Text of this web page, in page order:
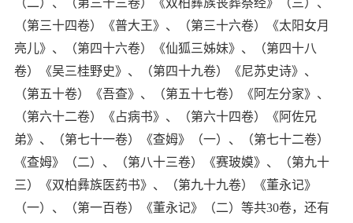
（二）、（第三十三卷）《双柏彝族丧葬祭经》（三）、
（第三十四卷）《普大王》、（第三十六卷）《太阳女月
亮儿》、（第四十六卷）《仙狐三姊妹》、（第四十八
卷）《吴三桂野史》、（第四十九卷）《尼苏史诗》、
（第五十卷）《吾查》、（第五十七卷）《阿左分家》、
（第六十二卷）《占病书》、（第六十四卷）《阿佐兄
弟》、（第七十一卷）《查姆》（一）、（第七十二卷）
《查姆》（二）、（第八十三卷）《赛玻嫫》、（第九十
三）《双柏彝族医药书》、（第九十九卷）《董永记》
（一）、（第一百卷）《董永记》（二）等共30卷，还有